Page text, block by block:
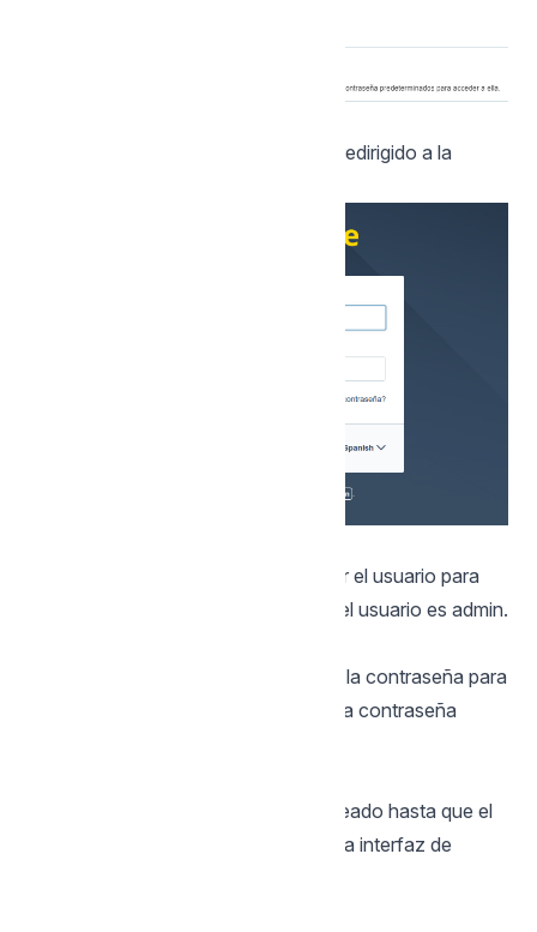
Al hacer clic en avanzar, usted será redirigido a la
En ese campo, es necesario informar el usuario para
acceder al Scriptcase. Por defecto, el usuario es admin.
Neste campo, es necesario informar la contraseña para
acceder al Scriptcase. Por defecto, la contraseña
Esa opción mantiene al usuario loggeado hasta que el
mismo se desconecte por medio de la interfaz de